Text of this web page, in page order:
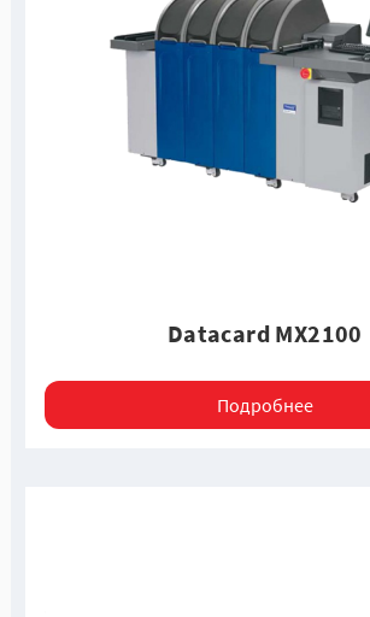
Datacard MX2100
Подробнее